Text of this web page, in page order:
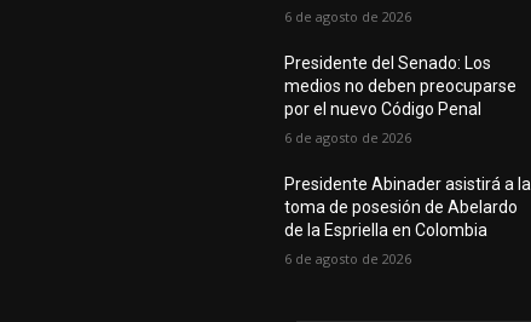
6 de agosto de 2026
Presidente del Senado: Los
medios no deben preocuparse
por el nuevo Código Penal
6 de agosto de 2026
Presidente Abinader asistirá a la
toma de posesión de Abelardo
de la Espriella en Colombia
6 de agosto de 2026